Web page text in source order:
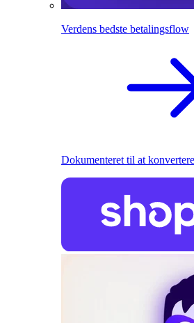
Verdens bedste betalingsflow
Dokumenteret til at